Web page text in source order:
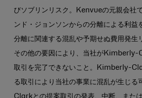
びソブリンリスク。Kenvueの元親会社
ンド・ジョンソンからの分離による利益
分離に関連する混乱や予期せぬ費用発生
その他の要因により、当社がKimberly-
取引を完了できないこと。Kimberly-
る取引により当社の事業に混乱が生じ
Clarkとの提案取引の発表、中断、また